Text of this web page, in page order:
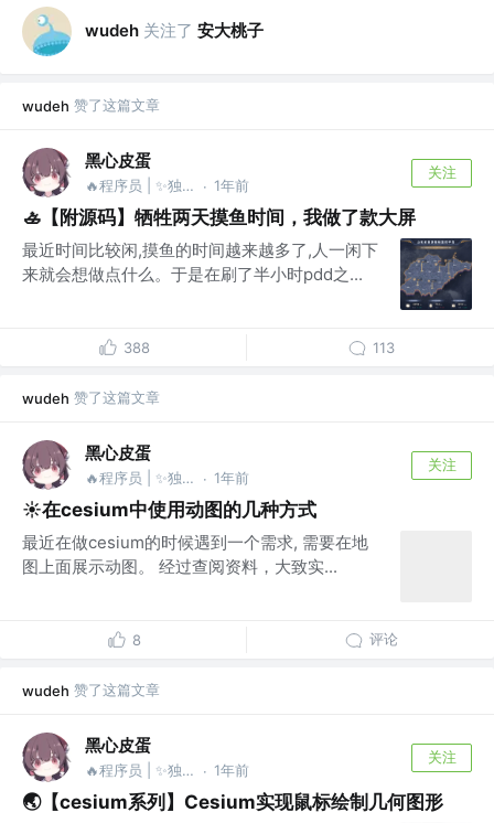
wudeh 关注了 安大桃子
wudeh 赞了这篇文章
黑心皮蛋
🔥程序员 | ✨独立开发 @🦑摸鱼达人 · 1年前
关注
🚣【附源码】牺牲两天摸鱼时间，我做了款大屏
最近时间比较闲,摸鱼的时间越来越多了,人一闲下
来就会想做点什么。于是在刷了半小时pdd之...
388 113
wudeh 赞了这篇文章
黑心皮蛋
🔥程序员 | ✨独立开发 @🦑摸鱼达人 · 1年前
关注
☀️在cesium中使用动图的几种方式
最近在做cesium的时候遇到一个需求, 需要在地
图上面展示动图。 经过查阅资料，大致实...
8 评论
wudeh 赞了这篇文章
黑心皮蛋
🔥程序员 | ✨独立开发 @🦑摸鱼达人 · 1年前
关注
🌏【cesium系列】Cesium实现鼠标绘制几何图形